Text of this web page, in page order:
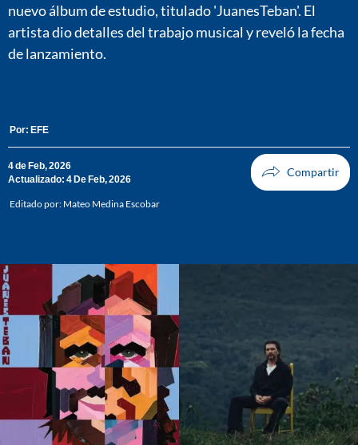
nuevo álbum de estudio, titulado 'JuanesTeban'. El
artista dio detalles del trabajo musical y reveló la fecha
de lanzamiento.
Por: EFE
4 de Feb, 2026
Actualizado: 4 De Feb, 2026
Editado por: Mateo Medina Escobar